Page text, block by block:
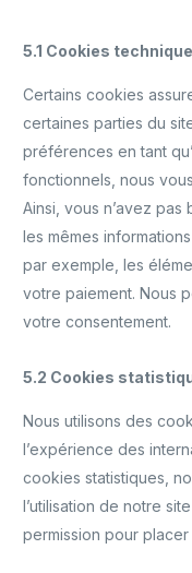
5.1 Cookies
Certains cookies
certaines parties du
préférences en tant
fonctionnels, nous
Ainsi, vous n’avez
les mêmes
par exemple, les
votre paiement. Nous
votre consentement.
5.2 Cookies
Nous utilisons des
l’expérience des
cookies statistiques,
l’utilisation de notre
permission pour